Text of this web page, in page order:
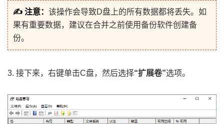
✍ 注意： 该操作会导致D盘上的所有数据都将丢失。如
果有重要数据，建议在合并之前使用备份软件创建备
份。
3. 接下来，右键单击C盘，然后选择“扩展卷”选项。